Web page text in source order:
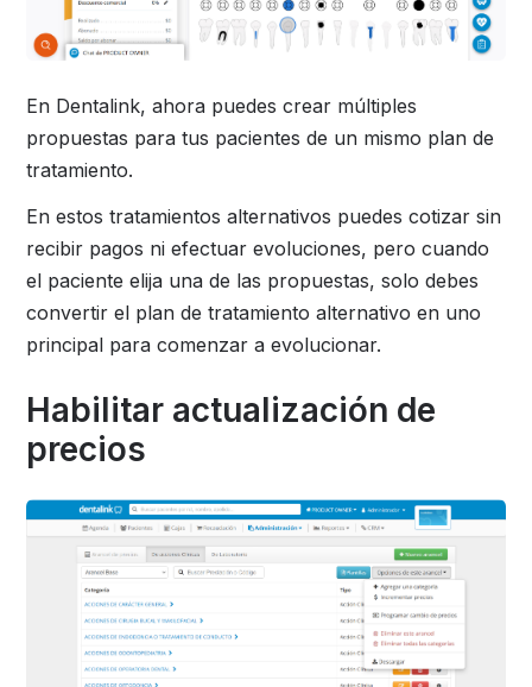
En Dentalink, ahora puedes crear múltiples
propuestas para tus pacientes de un mismo plan de
tratamiento.
En estos tratamientos alternativos puedes cotizar sin
recibir pagos ni efectuar evoluciones, pero cuando
el paciente elija una de las propuestas, solo debes
convertir el plan de tratamiento alternativo en uno
principal para comenzar a evolucionar.
Habilitar actualización de
precios